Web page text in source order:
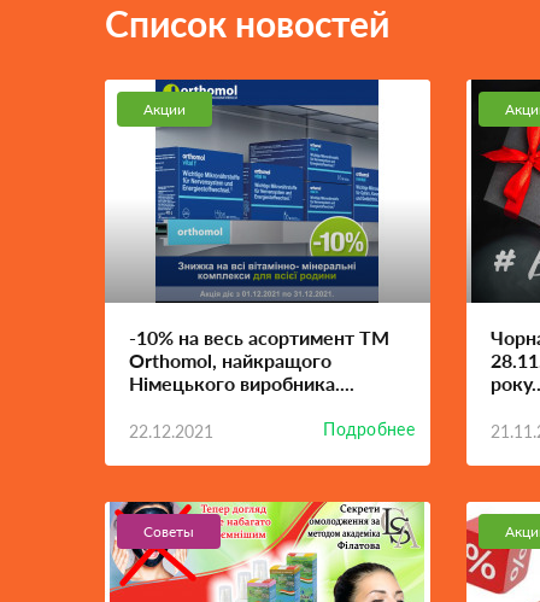
Список новостей
Акции
-10% на весь асортимент ТМ
Orthomol, найкращого
Німецького виробника....
22.12.2021 Подробнее
Советы